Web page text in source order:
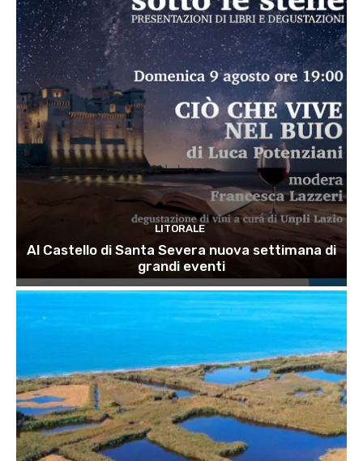
LITORALE
Al Castello di Santa Severa nuova settimana di
grandi eventi